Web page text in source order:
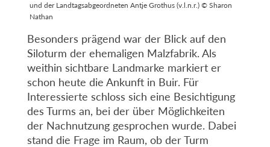
und der Landtagsabgeordneten Antje Grothus (v.l.n.r.) © Sharon
Nathan
Besonders prägend war der Blick auf den
Siloturm der ehemaligen Malzfabrik. Als
weithin sichtbare Landmarke markiert er
schon heute die Ankunft in Buir. Für
Interessierte schloss sich eine Besichtigung
des Turms an, bei der über Möglichkeiten
der Nachnutzung gesprochen wurde. Dabei
stand die Frage im Raum, ob der Turm